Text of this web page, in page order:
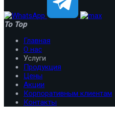
To Top
Главная
О нас
Услуги
Продукция
Цены
Акции
Корпоративным клиентам
Контакты